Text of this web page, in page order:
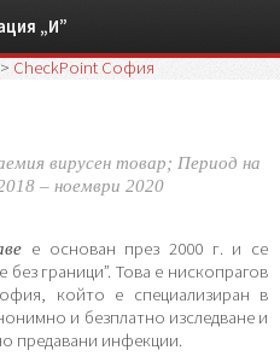
CheckPoint София
вирусен товар; Период на
– ноември 2020
е основан през 2000 г. и се
без граници”. Това е нископрагов
който е специализиран в
и безплатно изследване и
предавани инфекции.
„И”